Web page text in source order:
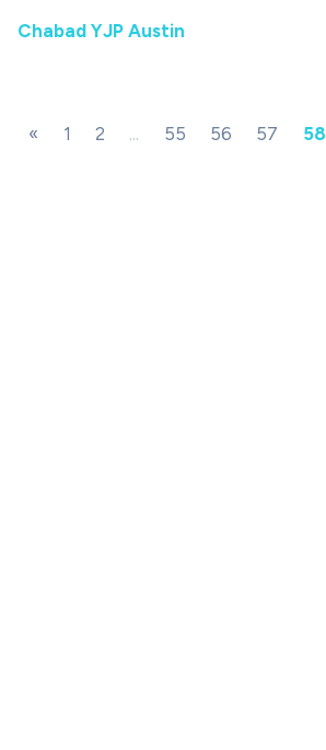
Chabad YJP Austin
« 1 2 ... 55 56 57 58